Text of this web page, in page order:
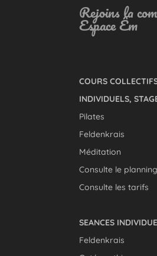
Rejoins la
Espace Êm
COURS
INDIVIDUELS,
Pilates
Feldenkrais
Méditation
Consulte le
Consulte les tarifs
SEANCES
Feldenkrais